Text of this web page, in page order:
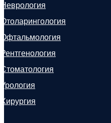
Неврология
Отоларингология
Офтальмология
Рентгенология
Стоматология
Урология
Хирургия